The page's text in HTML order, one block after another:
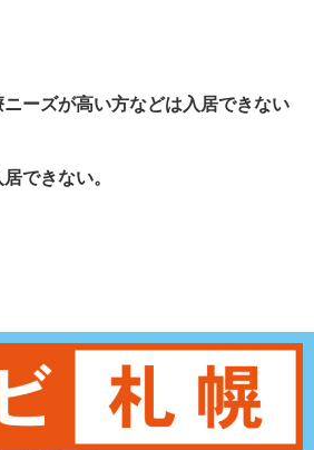
ーズが高い方などは入居できない
できない。